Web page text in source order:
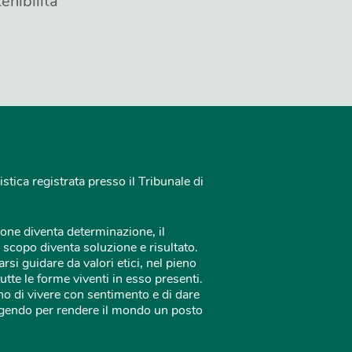
registrata presso il Tribunale di
diventa determinazione, il
diventa soluzione e risultato.
guidare da valori etici, nel pieno
le forme viventi in esso presenti.
di vivere con sentimento e di dare
per rendere il mondo un posto